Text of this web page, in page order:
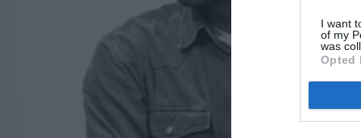
I want
of my
was
Opted